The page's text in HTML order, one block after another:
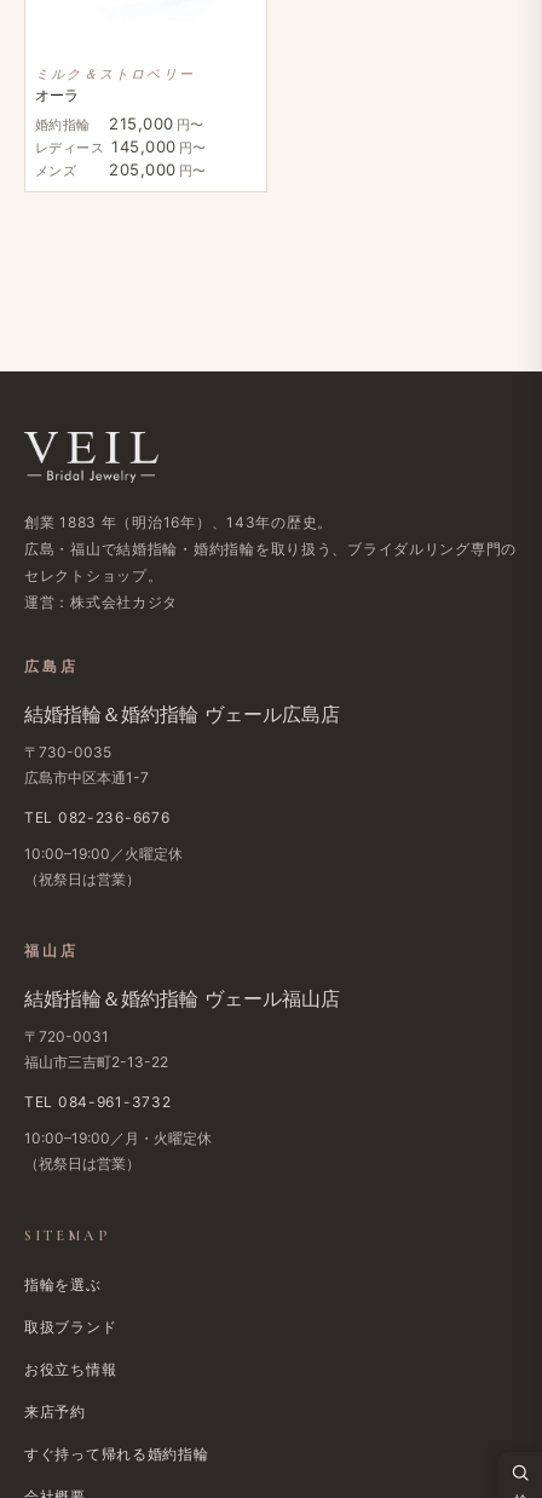
ミルク＆ストロベリー
オーラ
婚約指輪
215,000 円〜
レディース 145,000 円〜
メンズ
205,000 円〜
創業 1883 年​（明治16年）、​143年の​歴史。
広島・福山で​結婚指輪・婚約指輪を​取り扱う、​ブライダルリング専門の​
セレクトショップ。
運営：株式会社カジタ
広島店
結婚​指輪＆婚約指輪 ヴェール​広島店
〒730-0035
広島市中区本通1-7
TEL 082-236-6676
10:00–19:00／火曜定休
（祝祭日は​営業）
福山店
結婚​指輪＆婚約指輪 ヴェール福山店
〒720-0031
福山市三吉町2-13-22
TEL 084-961-3732
10:00–19:00／月・火曜定休
（祝祭日は​営業）
SITEMAP
指輪を選ぶ
取扱ブランド
お役立ち情報
来店予約
すぐ​持って帰れる​婚約指輪